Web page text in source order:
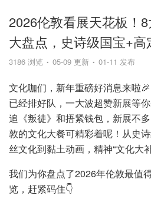
2026伦敦看展天花板！
大盘点，史诗级国宝+高
3186 浏览 05-09 更新 01-11 发布
文化咖们，新年重磅好消息来啦
已经排好队，一大波超赞新展等
追《叛徒》和捂紧钱包，新展不
敦的文化大餐可精彩着呢！从史
丝文化到黏土动画，精神“文化大
我们为你盘点了2026年伦敦最值
览，赶紧码住👇